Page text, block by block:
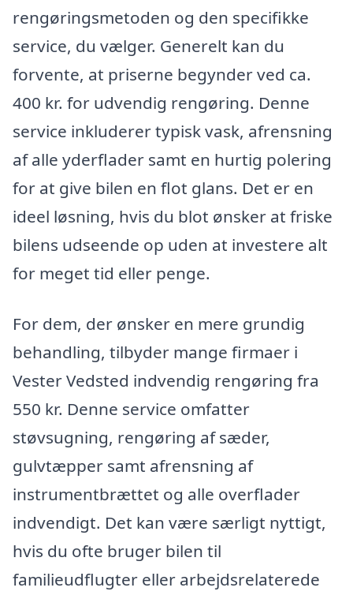
rengøringsmetoden og den specifikke
service, du vælger. Generelt kan du
forvente, at priserne begynder ved ca.
400 kr. for udvendig rengøring. Denne
service inkluderer typisk vask, afrensning
af alle yderflader samt en hurtig polering
for at give bilen en flot glans. Det er en
ideel løsning, hvis du blot ønsker at friske
bilens udseende op uden at investere alt
for meget tid eller penge.
For dem, der ønsker en mere grundig
behandling, tilbyder mange firmaer i
Vester Vedsted indvendig rengøring fra
550 kr. Denne service omfatter
støvsugning, rengøring af sæder,
gulvtæpper samt afrensning af
instrumentbrættet og alle overflader
indvendigt. Det kan være særligt nyttigt,
hvis du ofte bruger bilen til
familieudflugter eller arbejdsrelaterede